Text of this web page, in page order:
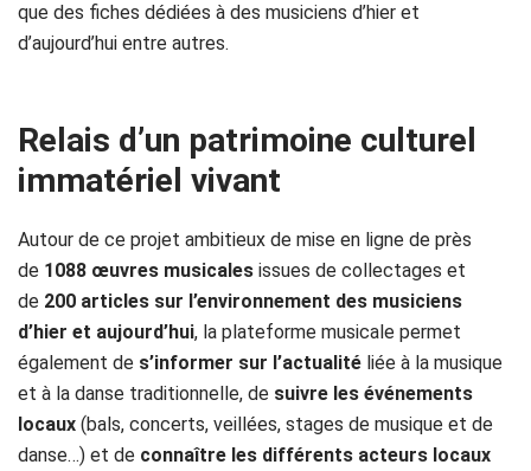
que des fiches dédiées à des musiciens d’hier et
d’aujourd’hui entre autres.
Relais d’un patrimoine culturel
immatériel vivant
Autour de ce projet ambitieux de mise en ligne de près
de 1088 œuvres musicales issues de collectages et
de 200 articles sur l’environnement des musiciens
d’hier et aujourd’hui, la plateforme musicale permet
également de s’informer sur l’actualité liée à la musique
et à la danse traditionnelle, de suivre les événements
locaux (bals, concerts, veillées, stages de musique et de
danse…) et de connaître les différents acteurs locaux